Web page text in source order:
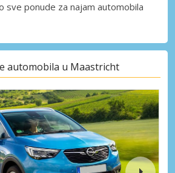
sve ponude za najam automobila
automobila u Maastricht